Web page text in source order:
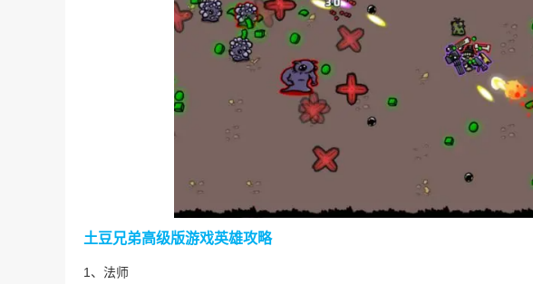
土豆兄弟高级版游戏英雄攻略
1、法师